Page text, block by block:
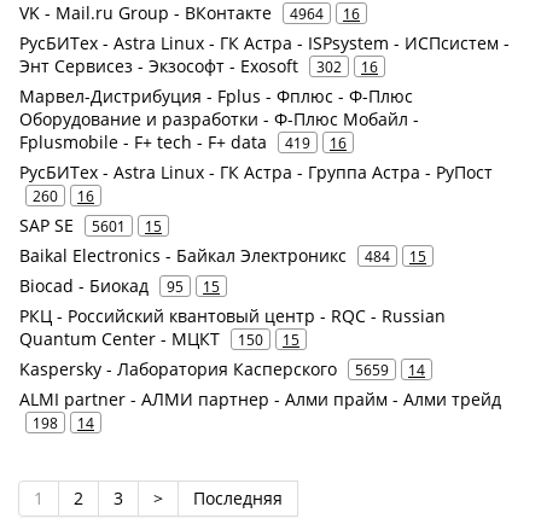
VK - Mail.ru Group - ВКонтакте 4964 16
РусБИТех - Astra Linux - ГК Астра - ISPsystem - ИСПсистем -
Энт Сервисез - Экзософт - Exosoft
302 16
Марвел-Дистрибуция - Fplus - Фплюс - Ф-Плюс
Оборудование и разработки - Ф-Плюс Мобайл -
Fplusmobile - F+ tech - F+ data
419 16
РусБИТех - Astra Linux - ГК Астра - Группа Астра - РуПост
260 16
SAP SE 5601 15
Baikal Electronics - Байкал Электроникс 484 15
Biocad - Биокад 95 15
РКЦ - Российский квантовый центр - RQC - Russian
Quantum Center - МЦКТ
150 15
Kaspersky - Лаборатория Касперского 5659 14
ALMI partner - АЛМИ партнер - Алми прайм - Алми трейд
198 14
1 2 3 > Последняя